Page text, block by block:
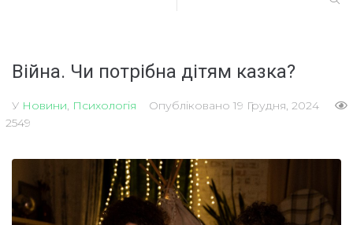
Війна. Чи потрібна дітям казка?
У Новини Психологія Опубліковано 19 Грудня, 2024
2549